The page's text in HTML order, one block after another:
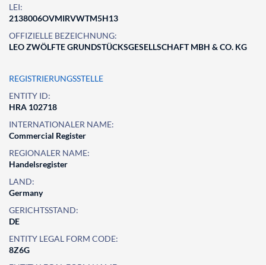
LEI:
2138006OVMIRVWTM5H13
OFFIZIELLE BEZEICHNUNG:
LEO ZWÖLFTE GRUNDSTÜCKSGESELLSCHAFT MBH & CO. KG
REGISTRIERUNGSSTELLE
ENTITY ID:
HRA 102718
INTERNATIONALER NAME:
Commercial Register
REGIONALER NAME:
Handelsregister
LAND:
Germany
GERICHTSSTAND:
DE
ENTITY LEGAL FORM CODE:
8Z6G